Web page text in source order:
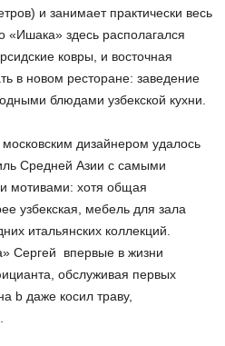
и занимает практически весь
здесь располагался
ковры, и восточная
в новом ресторане: заведение
блюдами узбекской кухни.
дизайнером удалось
Средней Азии с самыми
мотивами: хотя общая
узбекская, мебель для зала
итальянских коллекций.
Сергей впервые в жизни
обслуживая первых
b даже косил траву,